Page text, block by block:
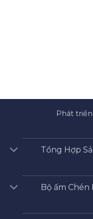
Phát
Tổng Hợp
Bộ ấm Chén